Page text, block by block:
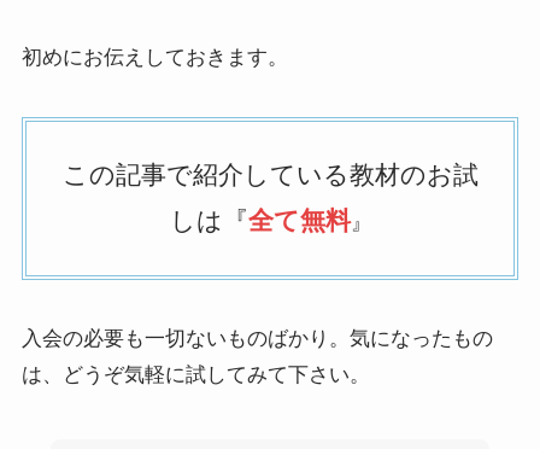
初めにお伝えしておきます。
この記事で紹介している教材のお試
しは『全て無料』
入会の必要も一切ないものばかり。気になったもの
は、どうぞ気軽に試してみて下さい。